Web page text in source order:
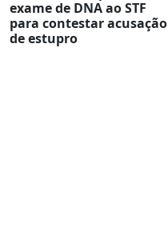
exame de DNA ao STF
para contestar acusação
de estupro